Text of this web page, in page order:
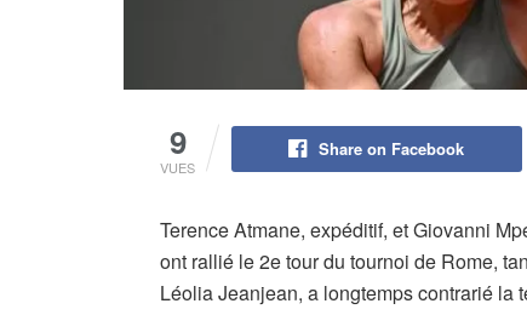
9
VUES
Share on Facebook
Terence Atmane, expéditif, et Giovanni
ont rallié le 2e tour du tournoi de Rome,
Léolia Jeanjean, a longtemps contrarié la